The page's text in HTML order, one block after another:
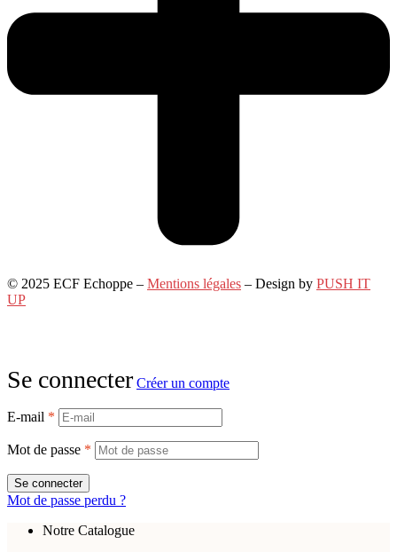
© 2025 ECF Echoppe – Mentions légales – Design by PUSH IT
UP
Se connecter Créer un compte
E-mail *
Mot de passe *
Se connecter
Mot de passe perdu ?
Notre Catalogue